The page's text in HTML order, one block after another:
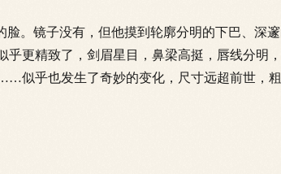
镜子没有，但他摸到轮廓分明的下巴、深邃
更精致了，剑眉星目，鼻梁高挺，唇线分明
似乎也发生了奇妙的变化，尺寸远超前世，